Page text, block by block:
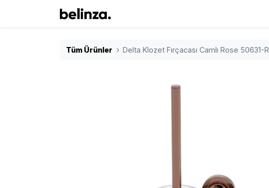
Tüm Ürünler Delta Klozet Fırçacası Camlı Rose 50631-R